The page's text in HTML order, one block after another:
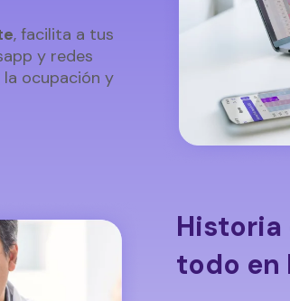
, facilita a tus
y redes
ocupación y
todo en